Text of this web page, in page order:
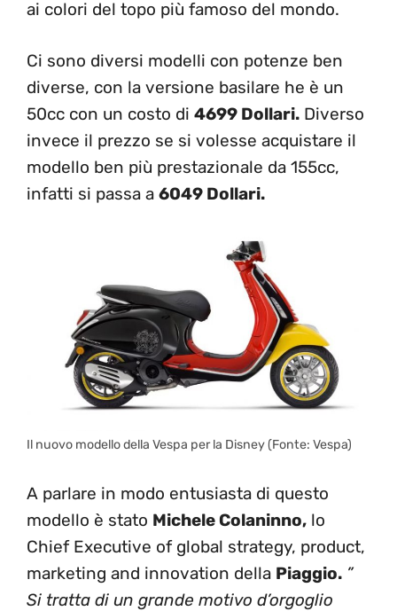
ai colori del topo più famoso del mondo.
Ci sono diversi modelli con potenze ben
diverse, con la versione basilare he è un
50cc con un costo di 4699 Dollari. Diverso
invece il prezzo se si volesse acquistare il
modello ben più prestazionale da 155cc,
infatti si passa a 6049 Dollari.
Il nuovo modello della Vespa per la Disney (Fonte: Vespa)
A parlare in modo entusiasta di questo
modello è stato Michele Colaninno, lo
Chief Executive of global strategy, product,
marketing and innovation della Piaggio. ”
Si tratta di un grande motivo d’orgoglio